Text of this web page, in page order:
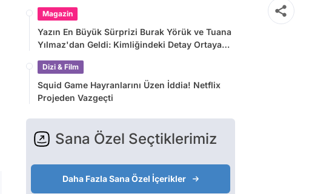
Magazin
Yazın En Büyük Sürprizi Burak Yörük ve Tuana
Yılmaz'dan Geldi: Kimliğindeki Detay Ortaya
Dizi & Film
Squid Game Hayranlarını Üzen İddia! Netflix
Projeden Vazgeçti
Sana Özel Seçtiklerimiz
Daha Fazla Sana Özel İçerikler